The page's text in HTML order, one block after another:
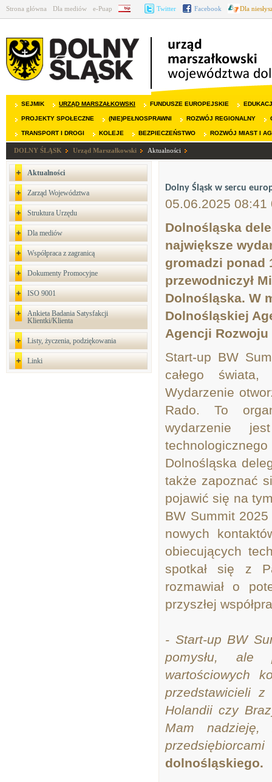
Strona główna Dla mediów e-Puap BIP Twitter Facebook Dla
SEJMIK URZĄD MARSZAŁKOWSKI FUNDUSZE EUROPEJSKIE
PROJEKTY SPOŁECZNE (NIE)PEŁNOSPRAWNI ROZWÓJ REGIONALNY
TRANSPORT I DROGI KOLEJE BEZPIECZEŃSTWO ROZWÓJ MIAST I
DOLNY ŚLĄSK Urząd Marszałkowski Aktualności
Aktualności
Zarząd Województwa
Struktura Urzędu
Dla mediów
Współpraca z zagranicą
Dokumenty Promocyjne
ISO 9001
Ankieta Badania Satysfakcji
Klientki/Klienta
Listy, życzenia, podziękowania
Linki
Dolny Śląsk w sercu
05.06.2025 08:41
Dolnośląska
największe
gromadzi ponad
przewodniczył
Dolnośląska. W
Dolnośląskiej
Agencji
Start-up BW
całego
Wydarzenie
Rado. To
wydarzenie
Dolnośląska
także zapoznać
pojawić się na
BW Summit
nowych
obiecujących
spotkał się z
rozmawiał o
przyszłej
- Start-up BW
pomysłu, ale
wartościowych
przedstawicieli
Holandii czy
Mam
przedsiębiorcami
dolnośląskiego.